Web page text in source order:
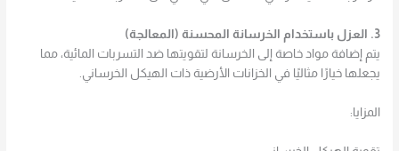
3. العزل باستخدام الخرسانة المحسنة (المعالجة)
يتم إضافة مواد خاصة إلى الخرسانة لتقويتها ضد التسربات المائية، مما
يجعلها خيارًا مثاليًا في الخزانات الأرضية ذات الهيكل الخرساني.
المزايا: